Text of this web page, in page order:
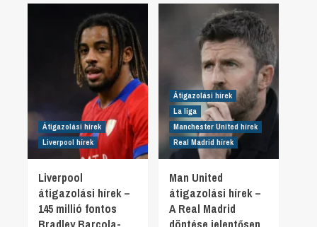
Átigazolási hírek
Liverpool hírek
Liverpool
átigazolási hírek –
145 millió fontos
Átigazolási hírek
La liga
Manchester United hírek
Real Madrid hírek
Man United
átigazolási hírek –
A Real Madrid